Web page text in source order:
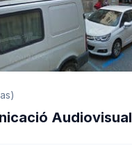
Audiovisual